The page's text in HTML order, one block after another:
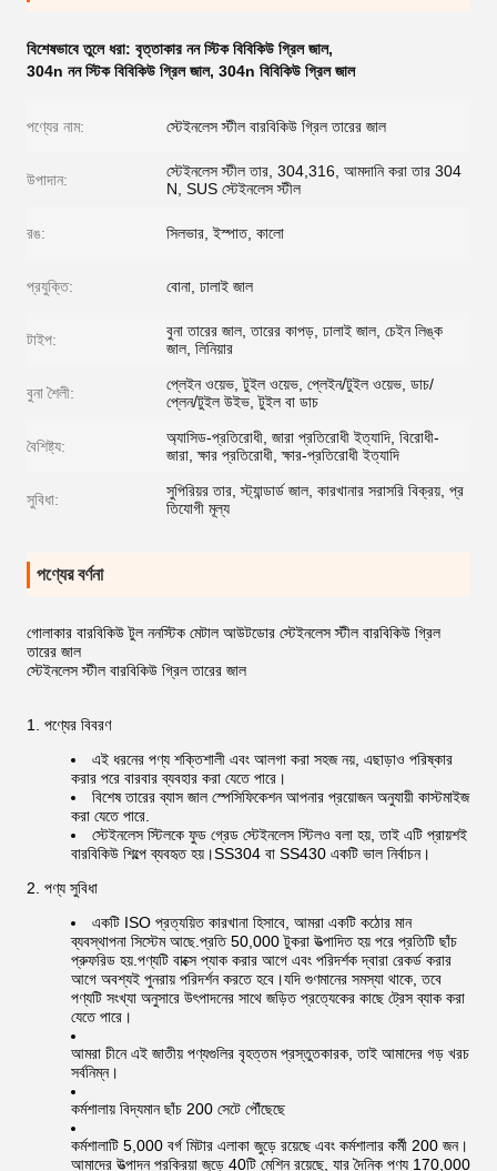
বিশেষভাবে তুলে ধরা: বৃত্তাকার নন স্টিক বিবিকিউ গ্রিল জাল,
304n নন স্টিক বিবিকিউ গ্রিল জাল, 304n বিবিকিউ গ্রিল জাল
পণ্যের নাম: স্টেইনলেস স্টীল বারবিকিউ গ্রিল তারের জাল
উপাদান:
স্টেইনলেস স্টীল তার, 304,316, আমদানি করা তার 304
N, SUS স্টেইনলেস স্টীল
রঙ: সিলভার, ইস্পাত, কালো
প্রযুক্তি: বোনা, ঢালাই জাল
টাইপ:
বুনা তারের জাল, তারের কাপড়, ঢালাই জাল, চেইন লিঙ্ক
জাল, লিনিয়ার
বুনা শৈলী:
প্লেইন ওয়েভ, টুইল ওয়েভ, প্লেইন/টুইল ওয়েভ, ডাচ/
প্লেন/টুইল উইভ, টুইল বা ডাচ
বৈশিষ্ট্য:
অ্যাসিড-প্রতিরোধী, জারা প্রতিরোধী ইত্যাদি, বিরোধী-
জারা, ক্ষার প্রতিরোধী, ক্ষার-প্রতিরোধী ইত্যাদি
সুবিধা:
সুপিরিয়র তার, স্ট্যান্ডার্ড জাল, কারখানার সরাসরি বিক্রয়, প্র
তিযোগী মূল্য
পণ্যের বর্ণনা
গোলাকার বারবিকিউ টুল ননস্টিক মেটাল আউটডোর স্টেইনলেস স্টীল বারবিকিউ গ্রিল
তারের জাল
স্টেইনলেস স্টীল বারবিকিউ গ্রিল তারের জাল
1. পণ্যের বিবরণ
এই ধরনের পণ্য শক্তিশালী এবং আলগা করা সহজ নয়, এছাড়াও পরিষ্কার
করার পরে বারবার ব্যবহার করা যেতে পারে।
বিশেষ তারের ব্যাস জাল স্পেসিফিকেশন আপনার প্রয়োজন অনুযায়ী কাস্টমাইজ
করা যেতে পারে.
স্টেইনলেস স্টিলকে ফুড গ্রেড স্টেইনলেস স্টিলও বলা হয়, তাই এটি প্রায়শই
বারবিকিউ শিল্পে ব্যবহৃত হয়।SS304 বা SS430 একটি ভাল নির্বাচন।
2. পণ্য সুবিধা
একটি ISO প্রত্যয়িত কারখানা হিসাবে, আমরা একটি কঠোর মান
ব্যবস্থাপনা সিস্টেম আছে.প্রতি 50,000 টুকরা উত্পাদিত হয় পরে প্রতিটি ছাঁচ
প্রুফরিড হয়.পণ্যটি বাক্সে প্যাক করার আগে এবং পরিদর্শক দ্বারা রেকর্ড করার
আগে অবশ্যই পুনরায় পরিদর্শন করতে হবে।যদি গুণমানের সমস্যা থাকে, তবে
পণ্যটি সংখ্যা অনুসারে উৎপাদনের সাথে জড়িত প্রত্যেকের কাছে ট্রেস ব্যাক করা
যেতে পারে।
আমরা চীনে এই জাতীয় পণ্যগুলির বৃহত্তম প্রস্তুতকারক, তাই আমাদের গড় খরচ
সর্বনিম্ন।
কর্মশালায় বিদ্যমান ছাঁচ 200 সেটে পৌঁছেছে
কর্মশালাটি 5,000 বর্গ মিটার এলাকা জুড়ে রয়েছে এবং কর্মশালার কর্মী 200 জন।
আমাদের উত্পাদন প্রক্রিয়া জুড়ে 40টি মেশিন রয়েছে, যার দৈনিক পণ্য 170,000